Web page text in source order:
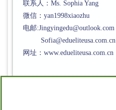
联系人：Ms. Sophia Yang
微信：yan1998xiaozhu
电邮:Jingyingedu@outlook.com
Sofia@edueliteusa.com.cn
网址：www.edueliteusa.com.cn